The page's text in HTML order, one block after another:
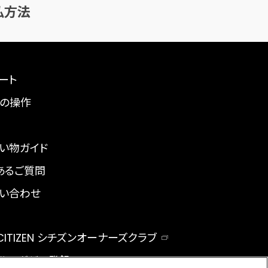
方法
ト
操作
物ガイド
るご質問
合わせ
シチズンオーナーズクラブ
マガジン登録